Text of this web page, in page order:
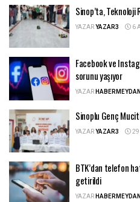
Sinop’ta, Teknoloji
YAZARYAZAR3 6
Facebook ve
sorunu yaşıyor
YAZAR
Sinoplu Genç
YAZARYAZAR3
BTK’dan telefon
getirildi
YAZAR